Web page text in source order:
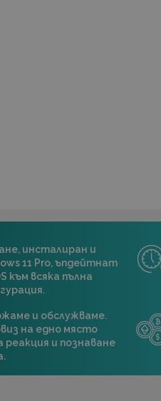
инсталиран и
11 Pro, ъпдейтнат
към всяка пълна
и обслужваме.
на едно място
и познаване